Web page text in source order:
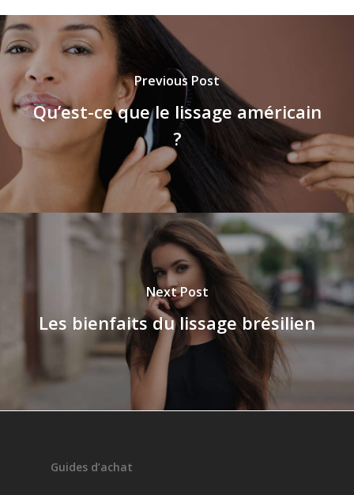
Previous Post
Qu’est-ce que le lissage américain
?
Next Post
Les bienfaits du lissage brésilien
Guides d’achat